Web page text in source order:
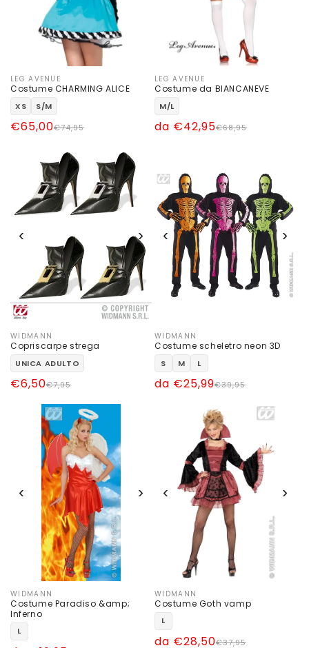
Produttore:
LEG AVENUE
Costume CHARMING ALICE
XS S/M
Prezzo
listino
€74,95
Prezzo
€65,00
Produttore:
LEG AVENUE
Costume da BIANCANEVE
M/L
Prezzo
€68,95
Prezzo
da €42,95
‹ ›
Produttore:
WIDMANN
Copriscarpe strega
UNICA ADULTO
Prezzo
listino
€7,95
Prezzo
scontato
€6,50
‹ ›
Produttore:
WIDMANN
Costume scheletro neon 3D
S M L
Prezzo
€39,95
Prezzo
da €25,99
‹ ›
Produttore:
WIDMANN
Costume Paradiso &amp;
Inferno
L
‹ ›
Produttore:
WIDMANN
Costume Goth vamp
L
Prezzo
€37,95
Prezzo
da €28,50